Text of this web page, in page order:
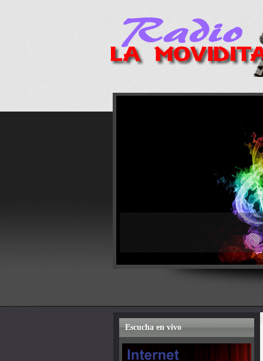
Escucha en vivo